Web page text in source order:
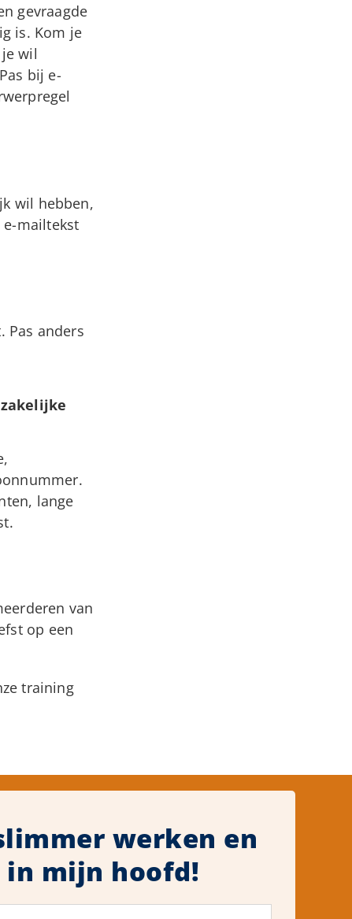
gevraagde
is. Kom je
wil
bij e-
wil hebben,
e-mailtekst
Pas anders
lange
van
op een
training
werken en
mijn hoofd!